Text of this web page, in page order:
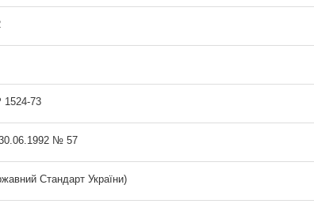
73
30.06.1992 № 57
Стандарт України)